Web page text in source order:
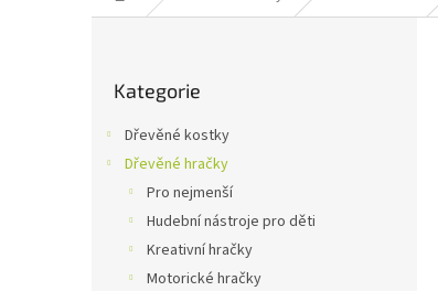
kategorie
Kategorie
Dřevěné kostky
Dřevěné hračky
Pro nejmenší
Hudební nástroje pro děti
Kreativní hračky
Motorické hračky